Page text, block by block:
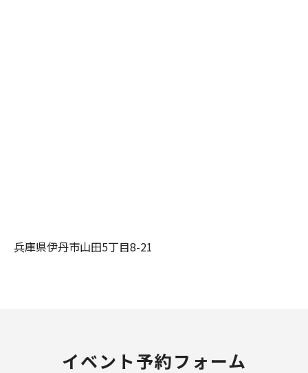
兵庫県伊丹市山田5丁目8-21
イベント予約フォーム